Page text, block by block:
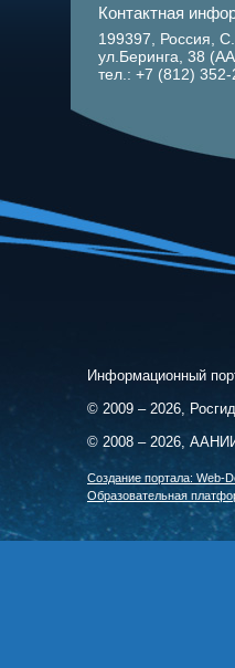
Контактная
199397, Россия,
ул.Беринга, 38
тел.: +7 (812) 352-
Информационный
© 2009 – 2026,
© 2008 – 2026,
Cоздание портала: Web-
Образовательная